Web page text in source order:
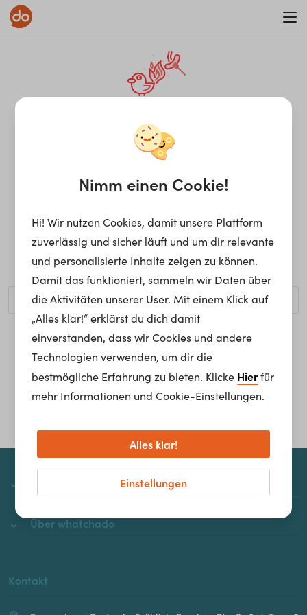
¡Ay, caramba! Seite nicht
gefunden.
Ups, die gewünschte Seite kann nicht gefunden werden.
Möchtest du nach einem bestimmten Begriff suchen?
Homepage
Über whatchado
Kontakt
Nimm einen Cookie!
Hi! Wir nutzen Cookies, damit unsere Plattform
zuverlässig und sicher läuft und um dir relevante
und personalisierte Inhalte zeigen zu können.
Damit das funktioniert, sammeln wir Daten über
die Aktivitäten unserer User. Mit einem Klick auf
„Alles klar!“ erklärst du dich damit
einverstanden, dass wir Cookies und andere
Technologien verwenden, um dir die
bestmögliche Erfahrung zu bieten. Klicke Hierfür
mehr Informationen und Cookie-Einstellungen.
Einstellungen
Alles klar!